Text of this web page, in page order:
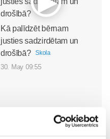
Kā palīdzēt bērnam
justies sadzirdētam un
drošībā?
Skola
30. May 09:55